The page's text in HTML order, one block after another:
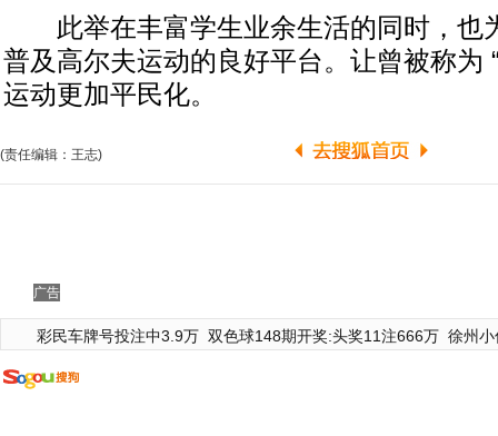
此举在丰富学生业余生活的同时，也
普及高尔夫运动的良好平台。让曾被称为
运动更加平民化。
(责任编辑：王志)
广告
彩民车牌号投注中3.9万 双色球148期开奖:头奖11注666万 徐州